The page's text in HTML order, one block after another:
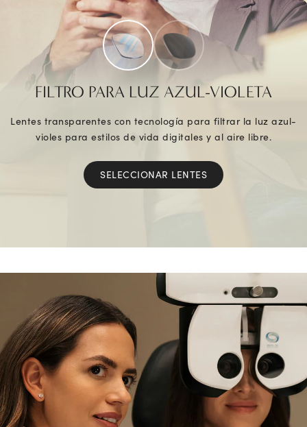
FILTRO PARA LUZ AZUL-VIOLETA
Lentes transparentes con tecnología para filtrar la luz azul-
violes para estilos de vida digitales y al aire libre.
SELECCIONAR LENTES